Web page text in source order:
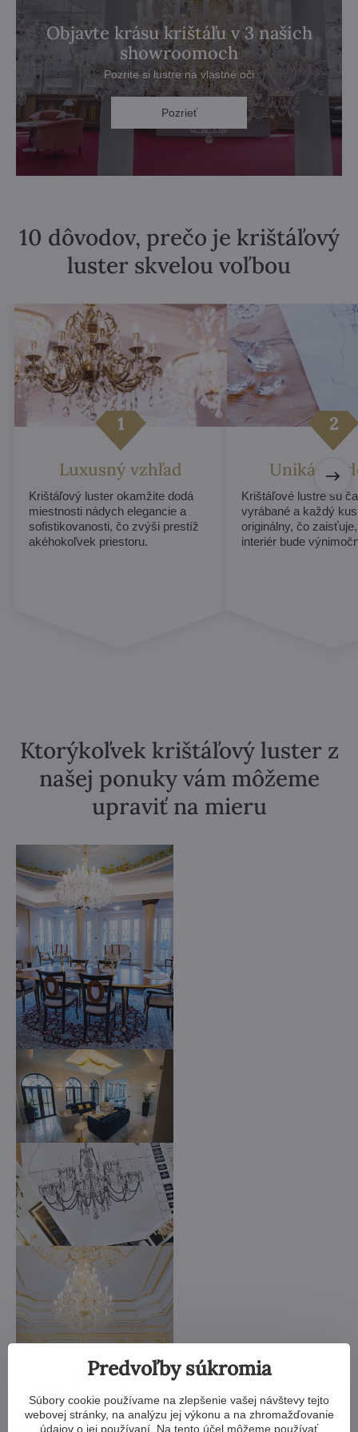
Objavte krásu krištáľu v 3 našich
showroomoch
Pozrite si lustre na vlastné oči
Pozrieť
10 dôvodov, prečo je krištáľový
luster skvelou voľbou
Luxusný vzhľad
Krištáľový luster okamžite dodá
miestnosti nádych elegancie a
sofistikovanosti, čo zvýši prestíž
akéhokoľvek priestoru.
Unikátny
Krištáľové lustre sú
vyrábané a každý
originálny, čo
interiér bude
Ktorýkoľvek krištáľový luster z
našej ponuky vám môžeme
upraviť na mieru
Predvoľby súkromia
Súbory cookie používame na zlepšenie vašej návštevy tejto
webovej stránky, na analýzu jej výkonu a na zhromažďovanie
údajov o jej používaní. Na tento účel môžeme používať